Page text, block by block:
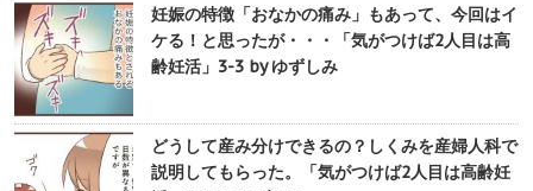
妊娠の特徴「おなかの痛み」もあって、今回はイ
ケる！と思ったが・・・「気がつけば2人目は高
齢妊活」3-3 by ゆずしみ
どうして産み分けできるの？しくみを産婦人科で
説明してもらった。「気がつけば2人目は高齢妊